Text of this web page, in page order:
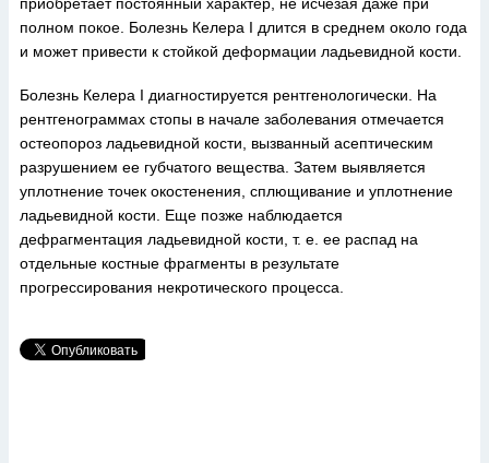
полном покое. Болезнь Келера I длится в среднем около года
и может привести к стойкой деформации ладьевидной кости.
Болезнь Келера I диагностируется рентгенологически. На
рентгенограммах стопы в начале заболевания отмечается
остеопороз ладьевидной кости, вызванный асептическим
разрушением ее губчатого вещества. Затем выявляется
уплотнение точек окостенения, сплющивание и уплотнение
ладьевидной кости. Еще позже наблюдается
дефрагментация ладьевидной кости, т. е. ее распад на
отдельные костные фрагменты в результате
прогрессирования некротического процесса.